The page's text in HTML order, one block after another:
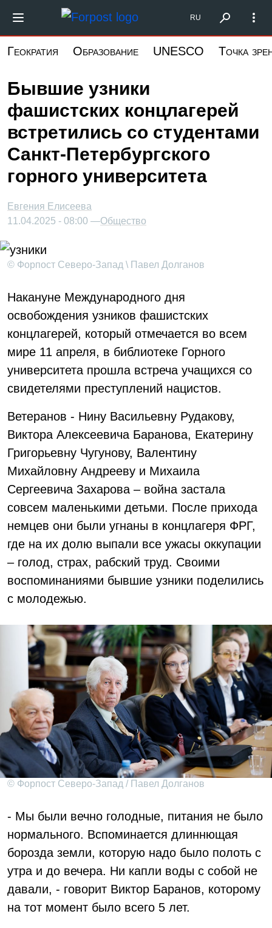
основному
Форпост Северо-Запад
RU
Геократия Образование UNESCO Точка
Бывшие узники
фашистских концлагерей
встретились со студентами
Санкт-Петербургского
горного университета
Евгения Елисеева
11.04.2025 - 08:00 —Общество
© Форпост Северо-Запад \ Павел Долганов
Накануне Международного дня
освобождения узников фашистских
концлагерей, который отмечается во всем
мире 11 апреля, в библиотеке Горного
университета прошла встреча учащихся со
свидетелями преступлений нацистов.
Ветеранов - Нину Васильевну Рудакову,
Виктора Алексеевича Баранова, Екатерину
Григорьевну Чугунову, Валентину
Михайловну Андрееву и Михаила
Сергеевича Захарова – война застала
совсем маленькими детьми. После прихода
немцев они были угнаны в концлагеря ФРГ,
где на их долю выпали все ужасы оккупации
– голод, страх, рабский труд. Своими
воспоминаниями бывшие узники поделились
с молодежью.
© Форпост Северо-Запад / Павел Долганов
- Мы были вечно голодные, питания не было
нормального. Вспоминается длиннющая
борозда земли, которую надо было полоть с
утра и до вечера. Ни капли воды с собой не
давали, - говорит Виктор Баранов, которому
на тот момент было всего 5 лет.